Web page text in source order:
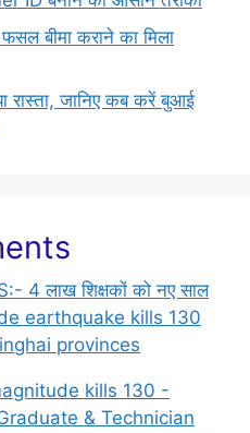
बीमा कराने का मिला
रास्ता, जानिए कब करें बुआई
4 लाख शिक्षकों को नए साल
earthquake kills 130
provinces
kills 130 -
& Technician